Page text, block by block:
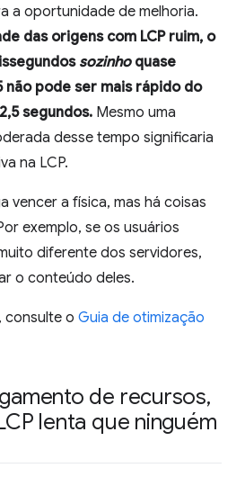
a oportunidade de melhoria.
das origens com LCP ruim, o
sozinhoquase
não pode ser mais rápido do
segundos. Mesmo uma
desse tempo significaria
na LCP.
vencer a física, mas há coisas
exemplo, se os usuários
diferente dos servidores,
o conteúdo deles.
consulte o Guia de otimização
de recursos,
lenta que ninguém